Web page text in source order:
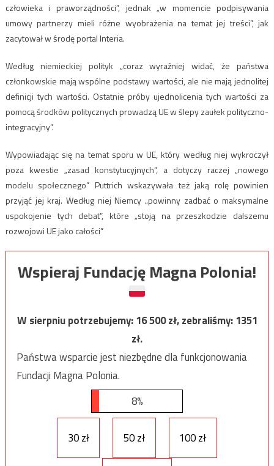
człowieka i praworządności”, jednak „w momencie podpisywania
umowy partnerzy mieli różne wyobrażenia na temat jej treści”, jak
zacytował w środę portal Interia.
Według niemieckiej polityk „coraz wyraźniej widać, że państwa
członkowskie mają wspólne podstawy wartości, ale nie mają jednolitej
definicji tych wartości. Ostatnie próby ujednolicenia tych wartości za
pomocą środków politycznych prowadzą UE w ślepy zaułek polityczno-
integracyjny”.
Wypowiadając się na temat sporu w UE, który według niej wykroczył
poza kwestie „zasad konstytucyjnych”, a dotyczy raczej „nowego
modelu społecznego” Puttrich wskazywała też jaką rolę powinien
przyjąć jej kraj. Według niej Niemcy „powinny zadbać o maksymalne
uspokojenie tych debat”, które „stoją na przeszkodzie dalszemu
rozwojowi UE jako całości”
Wspieraj Fundację Magna Polonia!
W sierpniu potrzebujemy:16 500zł, zebraliśmy:1351
zł.
Państwa wsparcie jest niezbędne dla funkcjonowania
Fundacji Magna Polonia.
8%
30 zł 50 zł 100 zł